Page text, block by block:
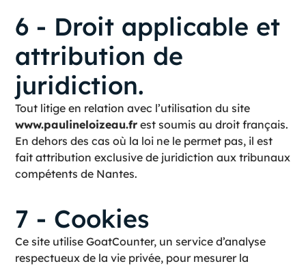
6 - Droit applicable et
attribution de
juridiction.
Tout litige en relation avec l’utilisation du site
www.paulineloizeau.fr est soumis au droit français.
En dehors des cas où la loi ne le permet pas, il est
fait attribution exclusive de juridiction aux tribunaux
compétents de Nantes.
7 - Cookies
Ce site utilise GoatCounter, un service d’analyse
respectueux de la vie privée, pour mesurer la